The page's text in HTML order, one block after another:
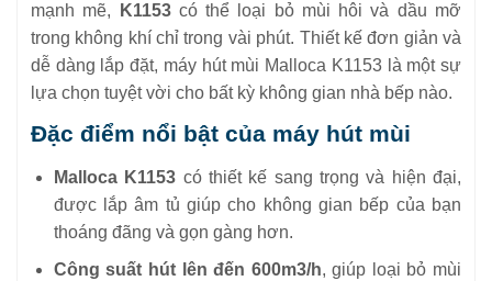
mạnh mẽ,
K1153có thể loại bỏ mùi hôi và dầu mỡ
trong không khí chỉ trong vài phút. Thiết kế đơn giản và
dễ dàng lắp đặt, máy hút mùi Malloca K1153 là một sự
lựa chọn tuyệt vời cho bất kỳ không gian nhà bếp nào.
Đặc điểm nổi bật của máy hút mùi
Malloca K1153 có thiết kế sang trọng và hiện đại,
được lắp âm tủ giúp cho không gian bếp của bạn
thoáng đãng và gọn gàng hơn.
Công suất hút lên đến 600m3/h, giúp loại bỏ mùi